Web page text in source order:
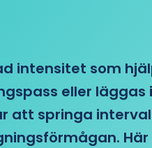
intensitet som
eller
att springa